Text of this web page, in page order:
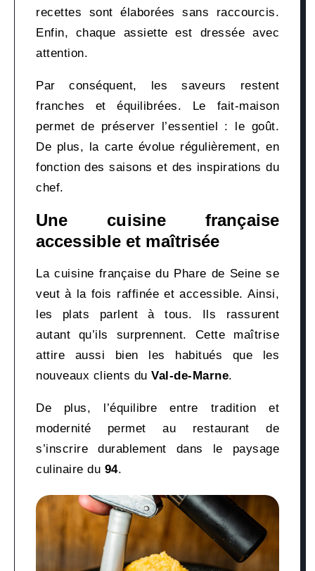
recettes sont élaborées sans raccourcis.
Enfin, chaque assiette est dressée avec
attention.
Par conséquent, les saveurs restent
franches et équilibrées. Le fait-maison
permet de préserver l’essentiel : le goût.
De plus, la carte évolue régulièrement, en
fonction des saisons et des inspirations du
chef.
Une cuisine française
accessible et maîtrisée
La cuisine française du Phare de Seine se
veut à la fois raffinée et accessible. Ainsi,
les plats parlent à tous. Ils rassurent
autant qu’ils surprennent. Cette maîtrise
attire aussi bien les habitués que les
nouveaux clients du Val-de-Marne.
De plus, l’équilibre entre tradition et
modernité permet au restaurant de
s’inscrire durablement dans le paysage
culinaire du 94.